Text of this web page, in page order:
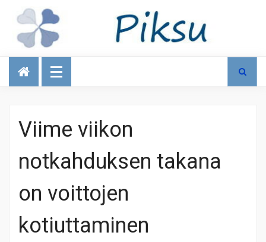
Talous
Viime viikon
notkahduksen takana
on voittojen
kotiuttaminen